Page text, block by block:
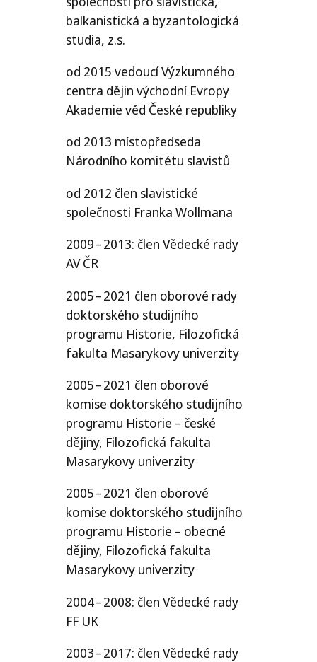
balkanistická a byzantologická
studia, z.s.
od 2015 vedoucí Výzkumného
centra dějin východní Evropy
Akademie věd České republiky
od 2013 místopředseda
Národního komitétu slavistů
od 2012 člen slavistické
společnosti Franka Wollmana
2009 – 2013: člen Vědecké rady
AVČR
2005 – 2021 člen oborové rady
doktorského studijního
programu Historie, Filozofická
fakulta Masarykovy univerzity
2005 – 2021 člen oborové
komise doktorského studijního
programu Historie – české
dějiny, Filozofická fakulta
Masarykovy univerzity
2005 – 2021 člen oborové
komise doktorského studijního
programu Historie – obecné
dějiny, Filozofická fakulta
Masarykovy univerzity
2004 – 2008: člen Vědecké rady
FF UK
2003 – 2017: člen Vědecké rady